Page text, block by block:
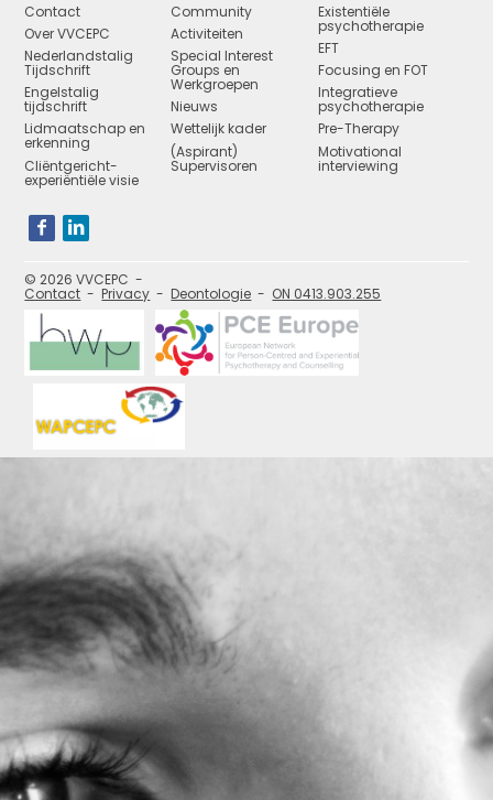
Contact
Over VVCEPC
Nederlandstalig
Tijdschrift
Engelstalig
tijdschrift
Lidmaatschap en
erkenning
Cliëntgericht-
experiëntiële visie
Community
Activiteiten
Special Interest
Groups en
Werkgroepen
Nieuws
Wettelijk kader
(Aspirant)
Supervisoren
Existentiële
psychotherapie
EFT
Focusing en FOT
Integratieve
psychotherapie
Pre-Therapy
Motivational
interviewing
Bezoek
onze
pagina's:
© 2026 VVCEPC
Contact Privacy Deontologie ON 0413.903.255